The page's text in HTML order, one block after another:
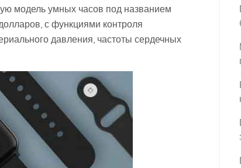
модель умных часов под названием
с функциями контроля
давления, частоты сердечных